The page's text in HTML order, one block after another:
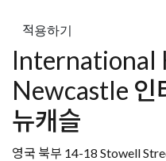
적용하기
International
Newcastle 인
뉴캐슬
영국 북부 14-18 Stowell